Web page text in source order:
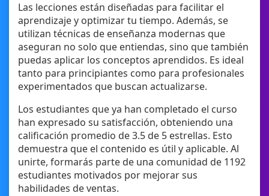
Las lecciones están diseñadas para facilitar el
aprendizaje y optimizar tu tiempo. Además, se
utilizan técnicas de enseñanza modernas que
aseguran no solo que entiendas, sino que también
puedas aplicar los conceptos aprendidos. Es ideal
tanto para principiantes como para profesionales
experimentados que buscan actualizarse.
Los estudiantes que ya han completado el curso
han expresado su satisfacción, obteniendo una
calificación promedio de 3.5 de 5 estrellas. Esto
demuestra que el contenido es útil y aplicable. Al
unirte, formarás parte de una comunidad de 1192
estudiantes motivados por mejorar sus
habilidades de ventas.